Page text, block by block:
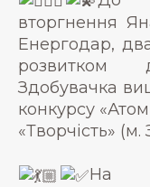
вторгнення
Енергодар,
розвитком
Здобувачка
конкурсу
«Творчість»
На